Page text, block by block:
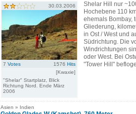
30.03.2006
7 Votes 1576 Hits
[Kwaxie]
"Shelar" Startplatz, Blick
Richtung Nord. Ende März
2006
Shelar Hill nur
Hochebene 110
ehemals Bombay,
Gliederung,
in Ost / West und
Südrichtung. Die
Windrichtungen
oder West. Bei
"Tower Hill"
Asien » Indien